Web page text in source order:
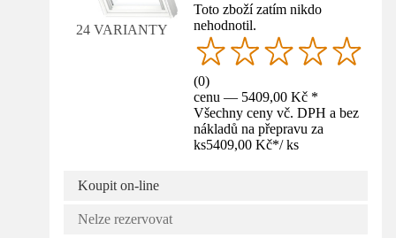
24 VARIANTY
Toto zboží zatím nikdo
nehodnotil.
(0)
cenu — 5409,00 Kč *
Všechny ceny vč. DPH a bez
nákladů na přepravu za
ks5409,00 Kč*/ ks
Koupit on-line
Nelze rezervovat